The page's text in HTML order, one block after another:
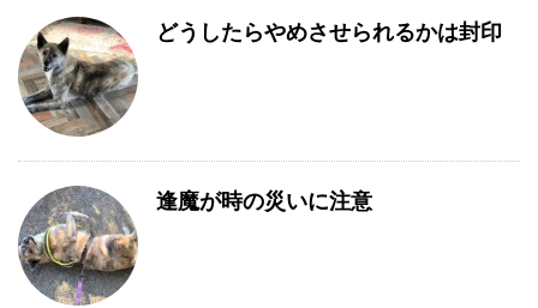
どうしたらやめさせられるかは封印
逢魔が時の災いに注意